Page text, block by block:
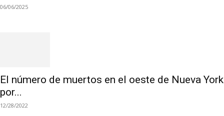
06/06/2025
El número de muertos en el oeste de Nueva York
por...
12/28/2022